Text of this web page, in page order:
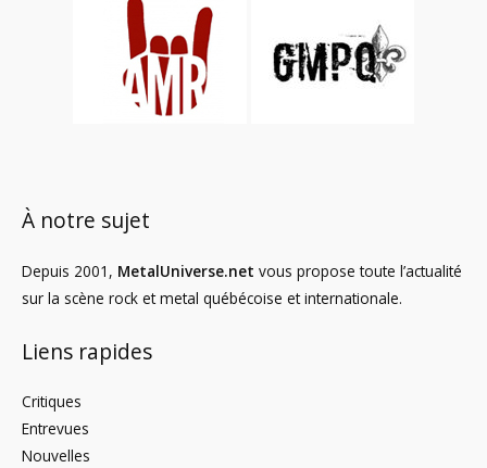
À notre sujet
Depuis 2001, MetalUniverse.net vous propose toute l’actualité
sur la scène rock et metal québécoise et internationale.
Liens rapides
Critiques
Entrevues
Nouvelles